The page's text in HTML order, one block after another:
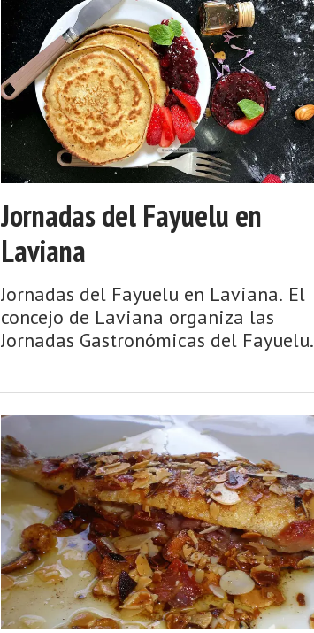
Jornadas del Fayuelu en
Laviana
Jornadas del Fayuelu en Laviana. El
concejo de Laviana organiza las
Jornadas Gastronómicas del Fayuelu.
dulces y salados relleno ...